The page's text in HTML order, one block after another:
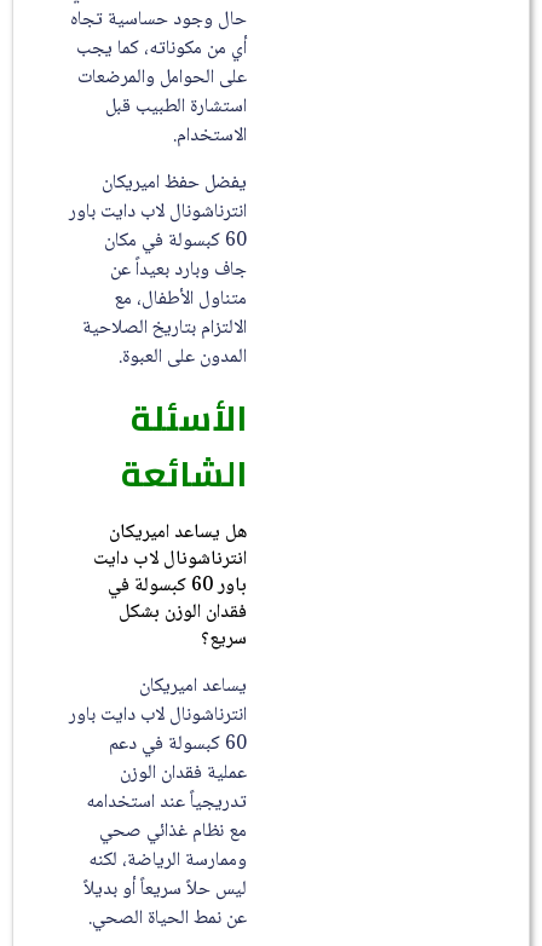
حال وجود حساسية تجاه
أي من مكوناته، كما يجب
على الحوامل والمرضعات
استشارة الطبيب قبل
الاستخدام.
يفضل حفظ اميريكان
انترناشونال لاب دايت باور
60 كبسولة في مكان
جاف وبارد بعيداً عن
متناول الأطفال، مع
الالتزام بتاريخ الصلاحية
المدون على العبوة.
الأسئلة
الشائعة
هل يساعد اميريكان
انترناشونال لاب دايت
باور 60 كبسولة في
فقدان الوزن بشكل
سريع؟
يساعد اميريكان
انترناشونال لاب دايت باور
60 كبسولة في دعم
عملية فقدان الوزن
تدريجياً عند استخدامه
مع نظام غذائي صحي
وممارسة الرياضة، لكنه
ليس حلاً سريعاً أو بديلاً
عن نمط الحياة الصحي.